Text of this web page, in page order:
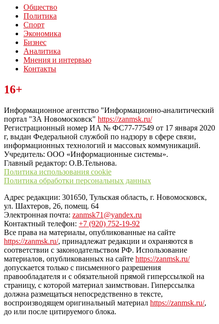
Общество
Политика
Спорт
Экономика
Бизнес
Аналитика
Мнения и интервью
Контакты
Читайте последние новости дня в Тульской области на сайте
“ЗаНовомосковск”
16+
Информационное агентство "Информационно-аналитический
портал "ЗА Новомосковск" https://zanmsk.ru/
Регистрационный номер ИА № ФС77-77549 от 17 января 2020
г, выдан Федеральной службой по надзору в сфере связи,
информационных технологий и массовых коммуникаций.
Учредитель: ООО «Информационные системы».
Главный редактор: О.В.Тельнова.
Политика использования cookie
Политика обработки персональных данных
Адрес редакции: 301650, Тульская область, г. Новомосковск,
ул. Шахтеров, 26, помещ. 64
Электронная почта: zanmsk71@yandex.ru
Контактный телефон: +7 (920) 752-19-92
Все права на материалы, опубликованные на сайте
https://zanmsk.ru/, принадлежат редакции и охраняются в
соответствии с законодательством РФ. Использование
материалов, опубликованных на сайте https://zanmsk.ru/
допускается только с письменного разрешения
правообладателя и с обязательной прямой гиперссылкой на
страницу, с которой материал заимствован. Гиперссылка
должна размещаться непосредственно в тексте,
воспроизводящем оригинальный материал https://zanmsk.ru/,
до или после цитируемого блока.